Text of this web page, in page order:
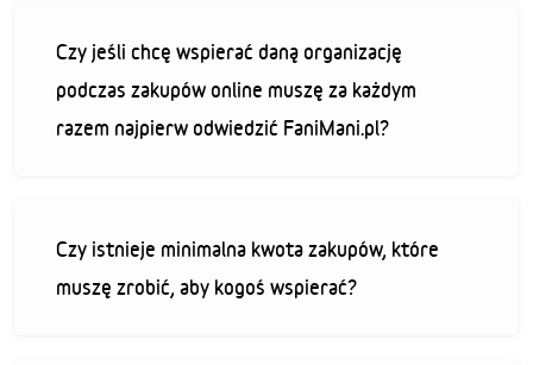
Czy jeśli chcę wspierać daną organizację
podczas zakupów online muszę za każdym
razem najpierw odwiedzić FaniMani.pl?
Czy istnieje minimalna kwota zakupów, które
muszę zrobić, aby kogoś wspierać?